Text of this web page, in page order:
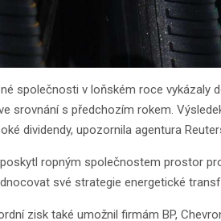
společnosti v loňském roce vykázaly
srovnání s předchozím rokem.
dividendy, upozornila agentura
ropným společnostem prostor
své strategie energetické
zisk také umožnil firmám BP,